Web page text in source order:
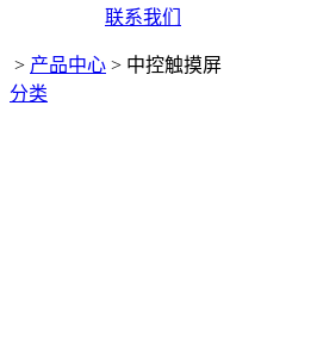
联系我们
> 产品中心 > 中控触摸屏
分类